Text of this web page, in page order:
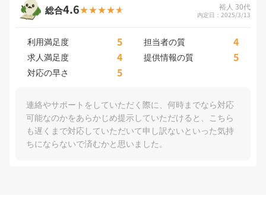
総合4.6 裕人 30代
内定日：2025/3/13
利用満足度 5 担当者の質 4
求人満足度 4 提供情報の質 5
対応の早さ 5
連絡やサポートをしていただく際に、何時までなら対応
可能なのかをあらかじめ提示していただけると、こちら
も遅くまで対応していただいて申し訳ないといった気持
ちにならないで済むかと思いました。